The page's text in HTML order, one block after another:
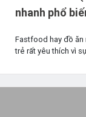
nhanh phổ
Fastfood hay đồ ăn
trẻ rất yêu thích vì